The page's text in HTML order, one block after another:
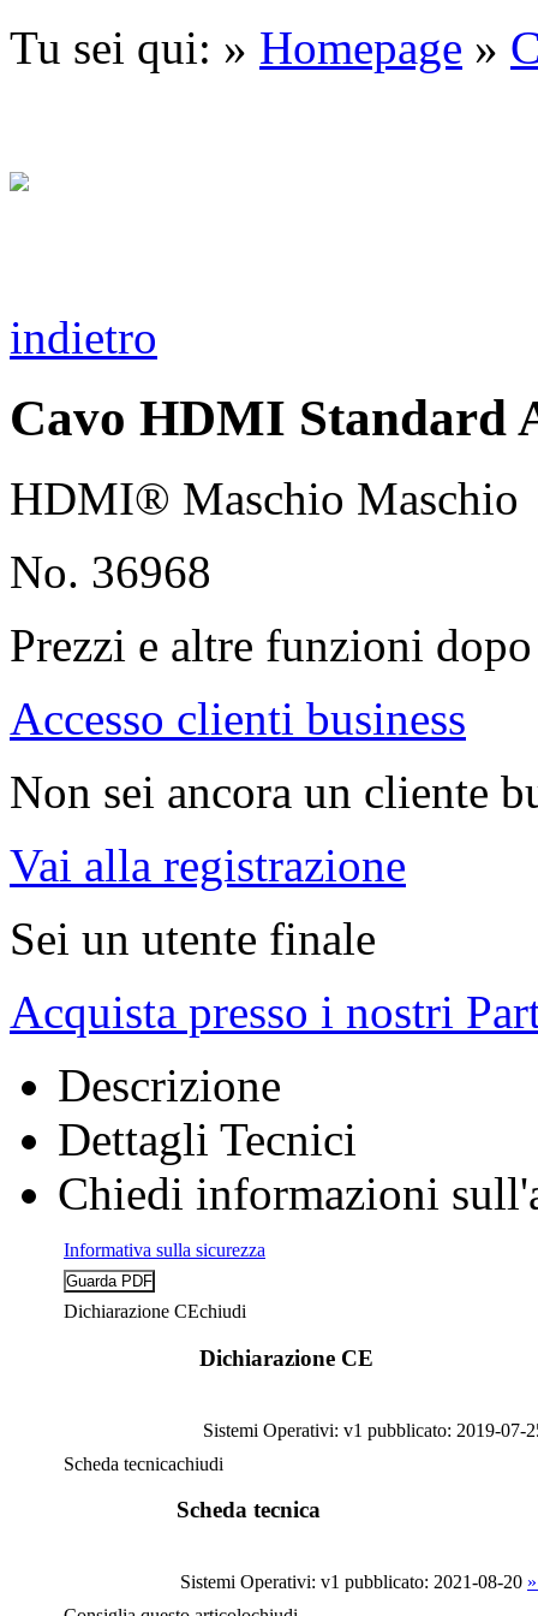
Tu sei qui: » Homepage »
indietro
Cavo HDMI Standard
HDMI® Maschio Maschio
No. 36968
Prezzi e altre funzioni
Accesso clienti business
Non sei ancora un cliente
Vai alla registrazione
Sei un utente finale
Acquista presso i nostri
Descrizione
Dettagli Tecnici
Chiedi informazioni
Informativa sulla sicurezza
Dichiarazione CEchiudi
Dichiarazione CE
Sistemi Operativi: v1 pubblicato: 2019-07-
Scheda tecnicachiudi
Scheda tecnica
Sistemi Operativi: v1 pubblicato: 2021-08-20